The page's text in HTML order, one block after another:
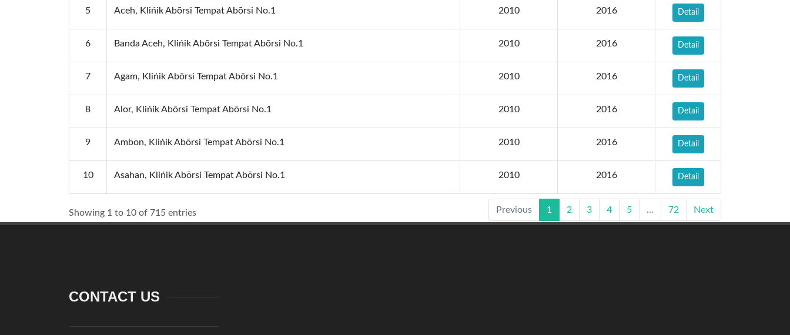
5 Aceh, Klińik Abōrsi Tempat Abōrsi No.1 2010 2016 Detail
6 Banda Aceh, Klińik Abōrsi Tempat Abōrsi No.1 2010 2016 Detail
7 Agam, Klińik Abōrsi Tempat Abōrsi No.1 2010 2016 Detail
8 Alor, Klińik Abōrsi Tempat Abōrsi No.1 2010 2016 Detail
9 Ambon, Klińik Abōrsi Tempat Abōrsi No.1 2010 2016 Detail
10 Asahan, Klińik Abōrsi Tempat Abōrsi No.1 2010 2016 Detail
Showing 1 to 10 of 715 entries Previous 1 2 3 4 5 … 72 Next
CONTACT US